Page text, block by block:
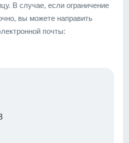
В случае, если ограничение
вы можете направить
почты: